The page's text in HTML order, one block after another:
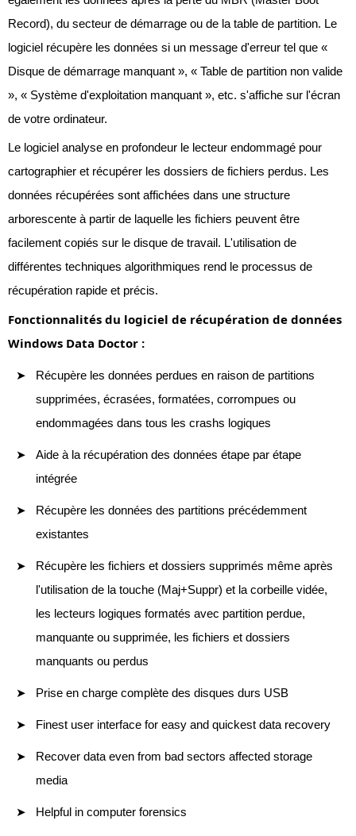
Record), du secteur de démarrage ou de la table de partition. Le
logiciel récupère les données si un message d'erreur tel que «
Disque de démarrage manquant », « Table de partition non valide
», « Système d'exploitation manquant », etc. s'affiche sur l'écran
de votre ordinateur.
Le logiciel analyse en profondeur le lecteur endommagé pour
cartographier et récupérer les dossiers de fichiers perdus. Les
données récupérées sont affichées dans une structure
arborescente à partir de laquelle les fichiers peuvent être
facilement copiés sur le disque de travail. L'utilisation de
différentes techniques algorithmiques rend le processus de
récupération rapide et précis.
Fonctionnalités du logiciel de récupération de données
Windows Data Doctor :
Récupère les données perdues en raison de partitions
supprimées, écrasées, formatées, corrompues ou
endommagées dans tous les crashs logiques
Aide à la récupération des données étape par étape
intégrée
Récupère les données des partitions précédemment
existantes
Récupère les fichiers et dossiers supprimés même après
l'utilisation de la touche (Maj+Suppr) et la corbeille vidée,
les lecteurs logiques formatés avec partition perdue,
manquante ou supprimée, les fichiers et dossiers
manquants ou perdus
Prise en charge complète des disques durs USB
Finest user interface for easy and quickest data recovery
Recover data even from bad sectors affected storage
media
Helpful in computer forensics